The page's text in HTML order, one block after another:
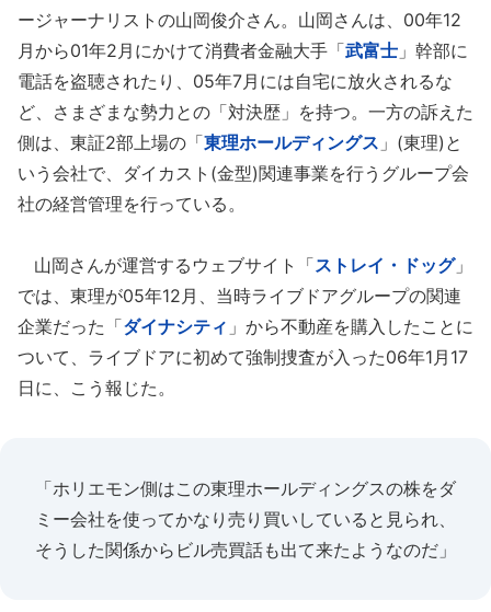
ージャーナリストの山岡俊介さん。山岡さんは、00年12
月から01年2月にかけて消費者金融大手「武富士 」幹部に
電話を盗聴されたり、05年7月には自宅に放火されるな
ど、さまざまな勢力との「対決歴」を持つ。一方の訴えた
側は、東証2部上場の「東理ホールディングス 」(東理)と
いう会社で、ダイカスト(金型)関連事業を行うグループ会
社の経営管理を行っている。
山岡さんが運営するウェブサイト「ストレイ・ドッグ」
では、東理が05年12月、当時ライブドアグループの関連
企業だった「ダイナシティ 」から不動産を購入したことに
ついて、ライブドアに初めて強制捜査が入った06年1月17
日に、こう報じた。
「ホリエモン側はこの東理ホールディングスの株をダ
ミー会社を使ってかなり売り買いしていると見られ、
そうした関係からビル売買話も出て来たようなのだ」